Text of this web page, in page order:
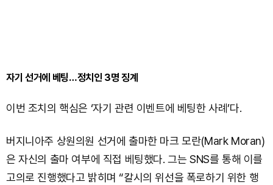
자기 선거에 베팅…정치인 3명 징계
이번 조치의 핵심은 ‘자기 관련 이벤트에 베팅한 사례’다.
버지니아주 상원의원 선거에 출마한 마크 모란(Mark Moran)
은 자신의 출마 여부에 직접 베팅했다. 그는 SNS를 통해 이를
고의로 진행했다고 밝히며 “칼시의 위선을 폭로하기 위한 행